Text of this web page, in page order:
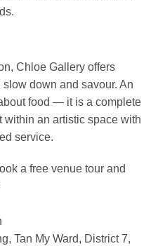
Chloe Gallery offers
down and savour. An
food — it is a complete
within an artistic space with
service.
a free venue tour and
Tan My Ward, District 7,